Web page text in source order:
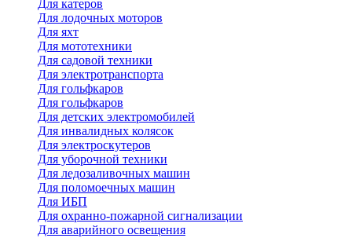
Для катеров
Для лодочных моторов
Для яхт
Для мототехники
Для садовой техники
Для электротранспорта
Для гольфкаров
Для гольфкаров
Для детских электромобилей
Для инвалидных колясок
Для электроскутеров
Для уборочной техники
Для ледозаливочных машин
Для поломоечных машин
Для ИБП
Для охранно-пожарной сигнализации
Для аварийного освещения